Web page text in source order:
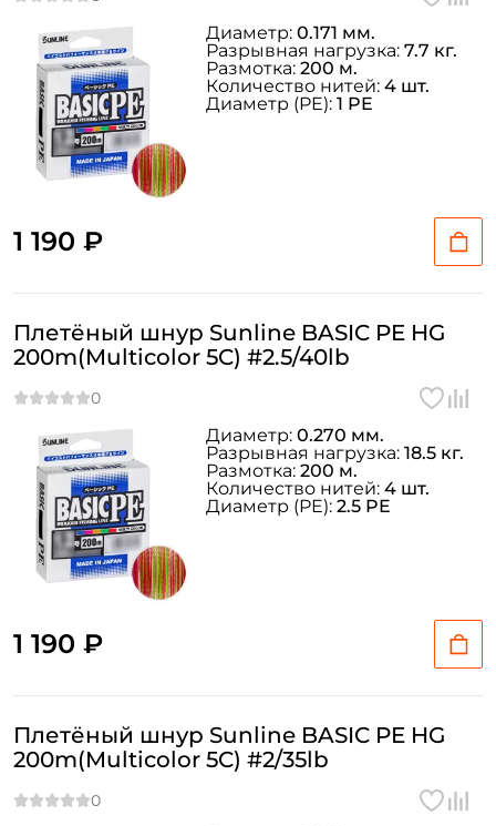
1 190 ₽
Диаметр: 0.171 мм.
Разрывная нагрузка: 7.7 кг.
Размотка: 200 м.
Количество нитей: 4 шт.
Диаметр (PE): 1 PE
Плетёный шнур Sunline BASIC PE HG
200m(Multicolor 5C) #2.5/40lb
1 190 ₽
Диаметр: 0.270 мм.
Разрывная нагрузка: 18.5 кг.
Размотка: 200 м.
Количество нитей: 4 шт.
Диаметр (PE): 2.5 PE
Плетёный шнур Sunline BASIC PE HG
200m(Multicolor 5C) #2/35lb